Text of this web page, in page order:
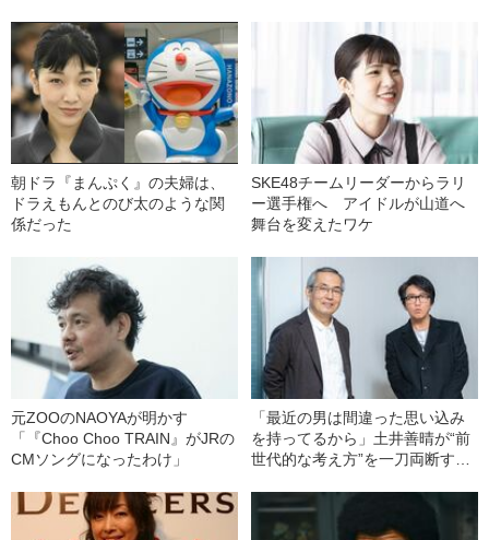
朝ドラ『まんぷく』の夫婦は、
ドラえもんとのび太のような関
係だった
SKE48チームリーダーからラリ
ー選手権へ アイドルが山道へ
舞台を変えたワケ
元ZOOのNAOYAが明かす
「『Choo Choo TRAIN』がJRの
CMソングになったわけ」
「最近の男は間違った思い込み
を持ってるから」土井善晴が“前
世代的な考え方”を一刀両断する